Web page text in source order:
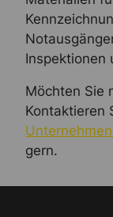
Inspektionen
Möchten Sie
Kontaktieren
gern.